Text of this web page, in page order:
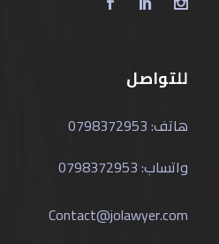
للتواصل
هاتف: 0798372953
واتساب: 0798372953
Contact@jolawyer.com